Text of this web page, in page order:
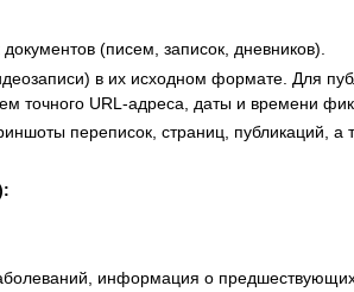
(писем, записок, дневников).
в их исходном формате. Для
точного URL-адреса, даты и времени
переписок, страниц, публикаций,
информация о